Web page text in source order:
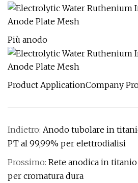
Più anodo
Product ApplicationCompany
Indietro: Anodo tubolare in
PT al 99,99% per elettrodialisi
Prossimo: Rete anodica in
per cromatura dura